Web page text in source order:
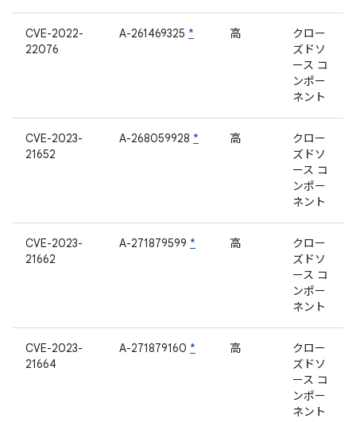
CVE-2022-
22076
A-261469325 * 高
クロー
ズドソ
ース コ
ンポー
ネント
CVE-2023-
21652
A-268059928 * 高
クロー
ズドソ
ース コ
ンポー
ネント
CVE-2023-
21662
A-271879599 * 高
クロー
ズドソ
ース コ
ンポー
ネント
CVE-2023-
21664
A-271879160 * 高
クロー
ズドソ
ース コ
ンポー
ネント